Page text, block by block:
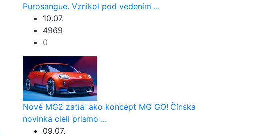
Purosangue. Vznikol pod vedením ...
10.07.
4969
0
Nové MG2 zatiaľ ako koncept MG GO! Čínska
novinka cieli priamo ...
09.07.